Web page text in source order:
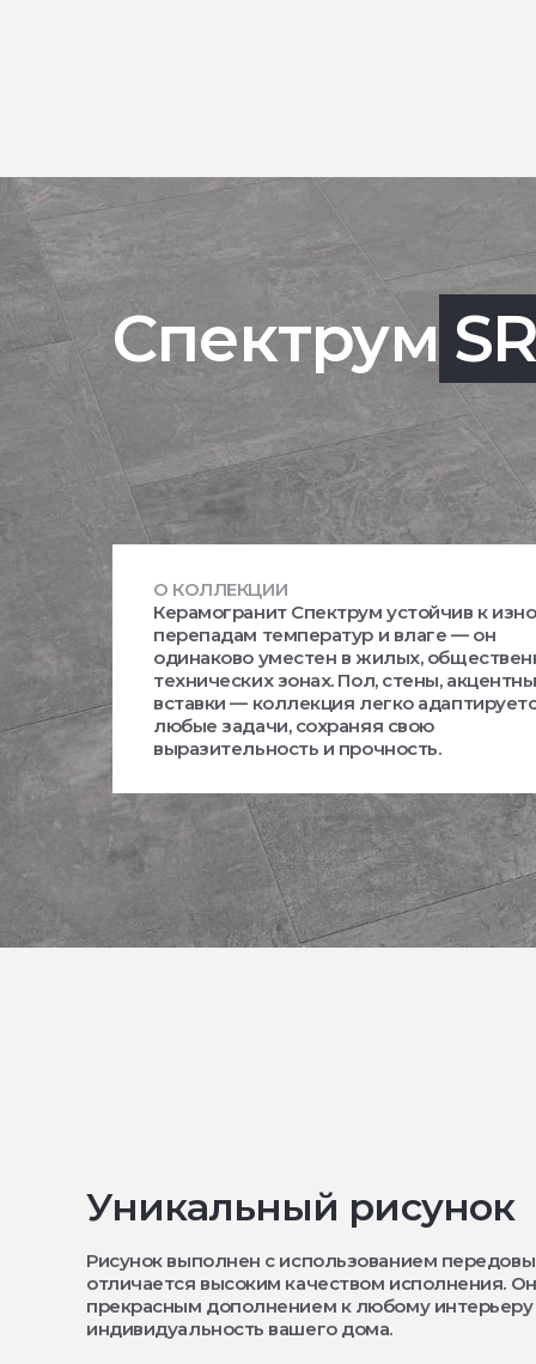
Спектрум SR
О КОЛЛЕКЦИИ
Керамогранит Спектрум устойчив к
перепадам температур и влаге — он
одинаково уместен в жилых,
технических зонах. Пол, стены,
вставки — коллекция легко
любые задачи, сохраняя свою
выразительность и прочность.
Уникальный рисунок
Рисунок выполнен с использованием
отличается высоким качеством исполнения.
прекрасным дополнением к любому
индивидуальность вашего дома.